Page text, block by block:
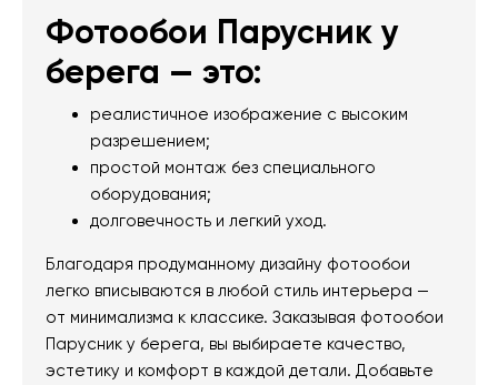
Фотообои Парусник у
берега — это:
реалистичное изображение с высоким
разрешением;
простой монтаж без специального
оборудования;
долговечность и легкий уход.
Благодаря продуманному дизайну фотообои
легко вписываются в любой стиль интерьера —
от минимализма к классике. Заказывая фотообои
Парусник у берега, вы выбираете качество,
эстетику и комфорт в каждой детали. Добавьте